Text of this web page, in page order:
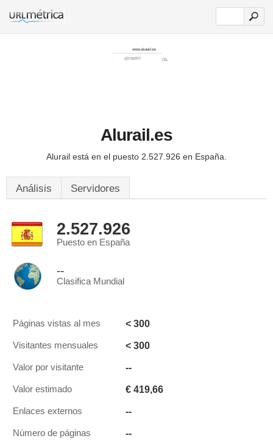
Alurail.es
Alurail está en el puesto 2.527.926 en España.
Análisis Servidores
2.527.926
Puesto en España
--
Clasifica Mundial
Páginas vistas al mes < 300
Visitantes mensuales < 300
Valor por visitante --
Valor estimado € 419,66
Enlaces externos --
Número de páginas --